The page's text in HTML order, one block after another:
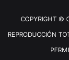
COPYRIGHT ©
REPRODUCCIÓN